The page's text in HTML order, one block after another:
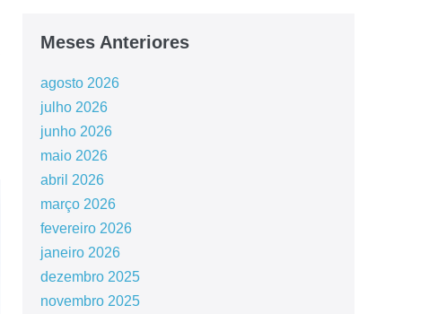
Meses Anteriores
agosto 2026
julho 2026
junho 2026
maio 2026
abril 2026
março 2026
fevereiro 2026
janeiro 2026
dezembro 2025
novembro 2025